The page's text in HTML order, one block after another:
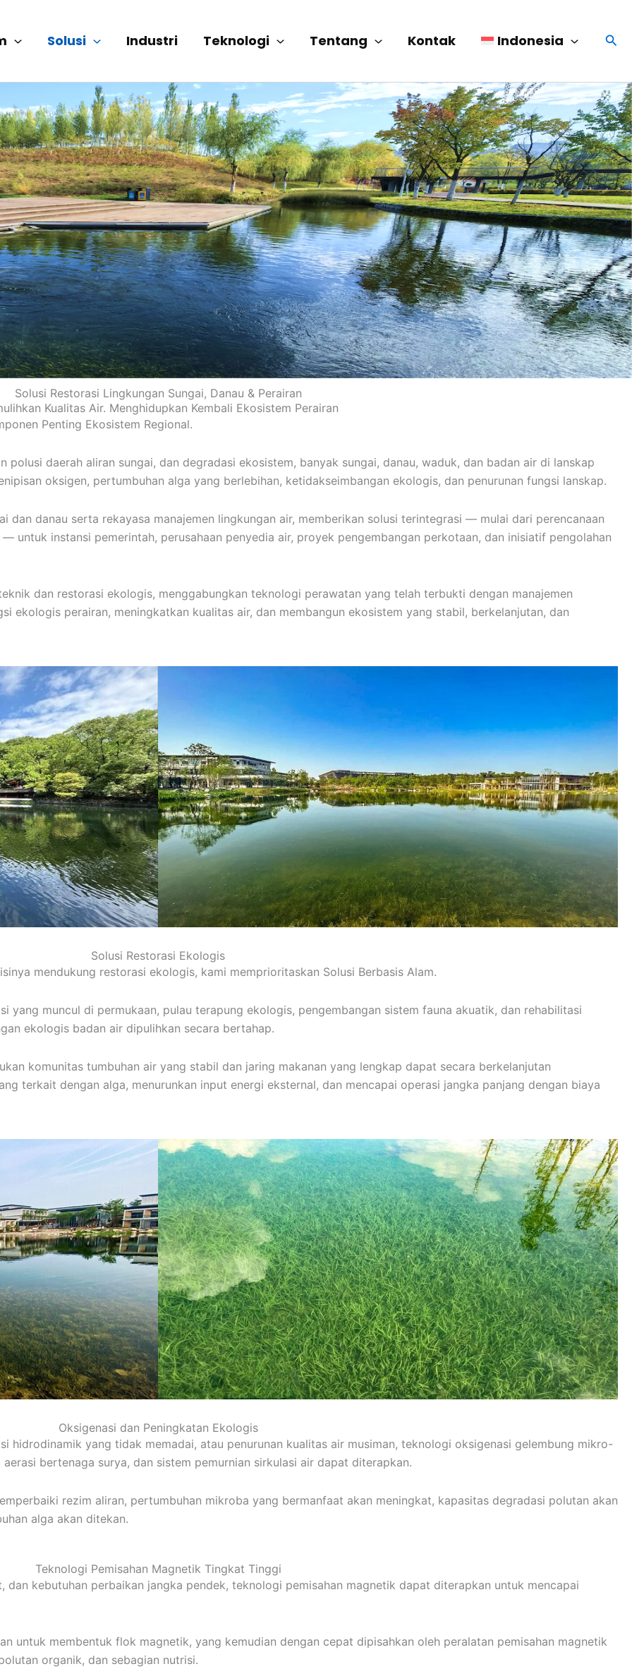
Solusi Industri Teknologi Tentang Kontak Indonesia
Solusi Restorasi Lingkungan Sungai, Danau & Perairan
Kualitas Air. Menghidupkan Kembali Ekosistem Perairan
Penting Ekosistem Regional.
polusi daerah aliran sungai, dan degradasi ekosistem, banyak sungai, danau, waduk, dan badan air di lanskap
oksigen, pertumbuhan alga yang berlebihan, ketidakseimbangan ekologis, dan penurunan fungsi lanskap.
dan danau serta rekayasa manajemen lingkungan air, memberikan solusi terintegrasi — mulai dari perencanaan
untuk instansi pemerintah, perusahaan penyedia air, proyek pengembangan perkotaan, dan inisiatif pengolahan
dan restorasi ekologis, menggabungkan teknologi perawatan yang telah terbukti dengan manajemen
ekologis perairan, meningkatkan kualitas air, dan membangun ekosistem yang stabil, berkelanjutan, dan
Solusi Restorasi Ekologis
mendukung restorasi ekologis, kami memprioritaskan Solusi Berbasis Alam.
yang muncul di permukaan, pulau terapung ekologis, pengembangan sistem fauna akuatik, dan rehabilitasi
ekologis badan air dipulihkan secara bertahap.
komunitas tumbuhan air yang stabil dan jaring makanan yang lengkap dapat secara berkelanjutan
terkait dengan alga, menurunkan input energi eksternal, dan mencapai operasi jangka panjang dengan biaya
Oksigenasi dan Peningkatan Ekologis
hidrodinamik yang tidak memadai, atau penurunan kualitas air musiman, teknologi oksigenasi gelembung mikro-
bertenaga surya, dan sistem pemurnian sirkulasi air dapat diterapkan.
rezim aliran, pertumbuhan mikroba yang bermanfaat akan meningkat, kapasitas degradasi polutan akan
alga akan ditekan.
Teknologi Pemisahan Magnetik Tingkat Tinggi
kebutuhan perbaikan jangka pendek, teknologi pemisahan magnetik dapat diterapkan untuk mencapai
untuk membentuk flok magnetik, yang kemudian dengan cepat dipisahkan oleh peralatan pemisahan magnetik
organik, dan sebagian nutrisi.